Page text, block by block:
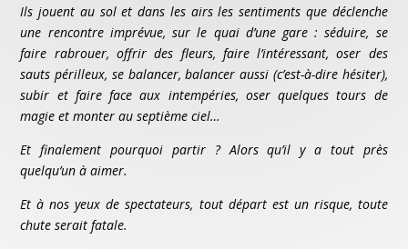
Ils jouent au sol et dans les airs les sentiments que déclenche
une rencontre imprévue, sur le quai d’une gare : séduire, se
faire rabrouer, offrir des fleurs, faire l’intéressant, oser des
sauts périlleux, se balancer, balancer aussi (c’est-à-dire hésiter),
subir et faire face aux intempéries, oser quelques tours de
magie et monter au septième ciel…
Et finalement pourquoi partir ? Alors qu’il y a tout près
quelqu’un à aimer.
Et à nos yeux de spectateurs, tout départ est un risque, toute
chute serait fatale.